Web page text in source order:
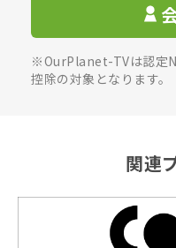
※OurPlanet-TVは認定
控除の対象となります。
関連